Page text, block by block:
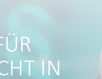
IN